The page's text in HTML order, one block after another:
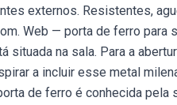
externos. Resistentes,
Web — porta de ferro para
na sala. Para a
a incluir esse metal
de ferro é conhecida pela